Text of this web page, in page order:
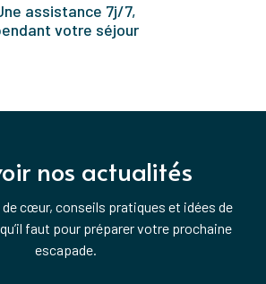
assistance 7j/7,
votre séjour
nos actualités
cœur, conseils pratiques et idées de
faut pour préparer votre prochaine
escapade.